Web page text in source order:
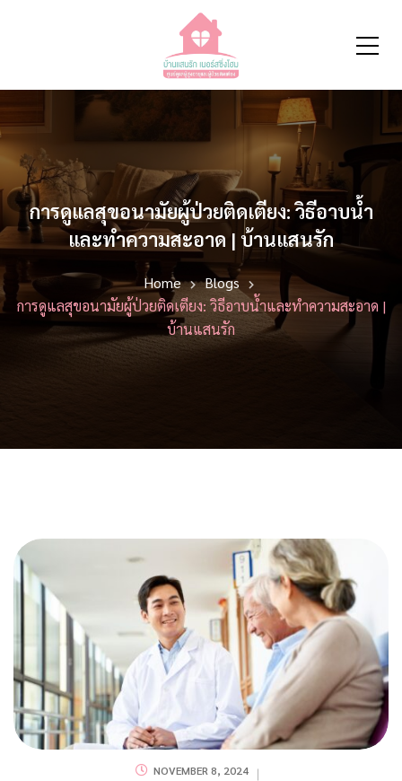
การดูแลสุขอนามัยผู้ป่วยติดเตียง: วิธีอาบน้ำ
และทำความสะอาด | บ้านแสนรัก
Home
Blogs
การดูแลสุขอนามัยผู้ป่วยติดเตียง: วิธีอาบน้ำและทำความสะอาด |
บ้านแสนรัก
NOVEMBER 8, 2024